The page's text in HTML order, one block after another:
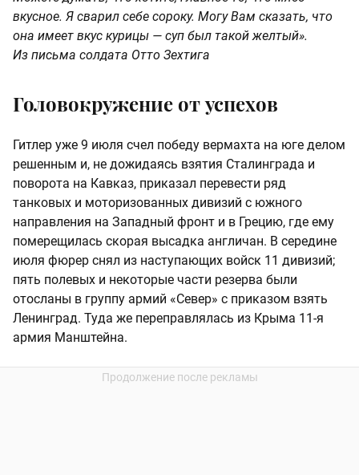
вкусное. Я сварил себе сороку. Могу Вам сказать, что
она имеет вкус курицы — суп был такой желтый».
Из письма солдата Отто Зехтига
Головокружение от успехов
Гитлер уже 9 июля счел победу вермахта на юге делом
решенным и, не дожидаясь взятия Сталинграда и
поворота на Кавказ, приказал перевести ряд
танковых и моторизованных дивизий с южного
направления на Западный фронт и в Грецию, где ему
померещилась скорая высадка англичан. В середине
июля фюрер снял из наступающих войск 11 дивизий;
пять полевых и некоторые части резерва были
отосланы в группу армий «Север» с приказом взять
Ленинград. Туда же переправлялась из Крыма 11-я
армия Манштейна.